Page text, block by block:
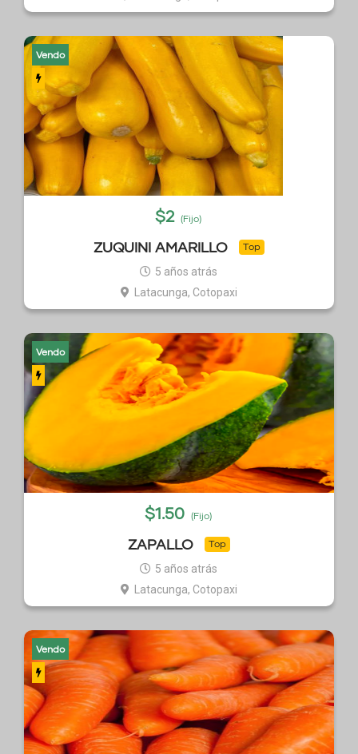
Vendo
$2 (Fijo)
ZUQUINI AMARILLO Top
5 años atrás
Latacunga, Cotopaxi
Vendo
$1.50 (Fijo)
ZAPALLO Top
5 años atrás
Latacunga, Cotopaxi
Vendo